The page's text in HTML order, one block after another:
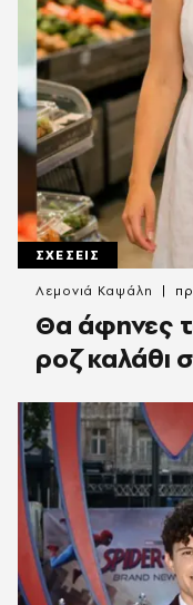
ΣΧΕΣΕΙΣ
Θα άφηνες
ροζ καλάθι
Λεμονιά Καψάλη